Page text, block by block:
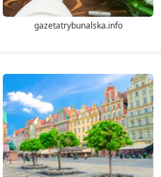
gazetatrybunalska.info